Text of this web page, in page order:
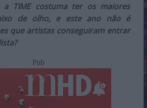
a TIME costuma ter os maiores
de olho, e este ano não é
que artistas conseguiram entrar
Pub